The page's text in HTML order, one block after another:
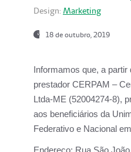
Design: Marketing
18 de outubro, 2019
Informamos que, a partir
prestador CERPAM –
Ltda-ME (52004274-8),
aos beneficiários da
Federativo e Nacional